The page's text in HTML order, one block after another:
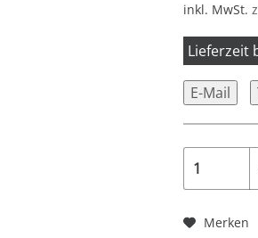
inkl. MwSt.
Lieferzeit
E-Mail
Merken